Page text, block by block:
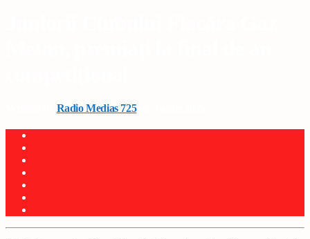
Radio Medias 725on 3 iunie 2025